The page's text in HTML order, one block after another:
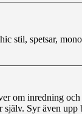
stil, spetsar,
om inredning
själv. Syr även